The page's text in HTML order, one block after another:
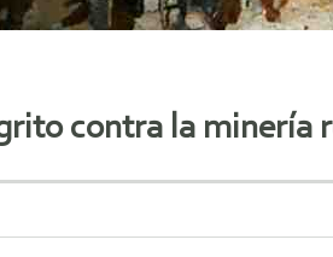
contra la minería